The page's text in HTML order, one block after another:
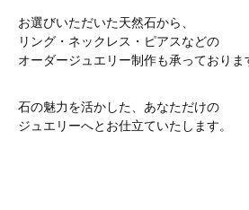
お選びいただいた天然石から、
リング・ネックレス・ピアスなどの
オーダージュエリー制作も承っておりま
石の魅力を活かした、あなただけの
ジュエリーへとお仕立ていたします。